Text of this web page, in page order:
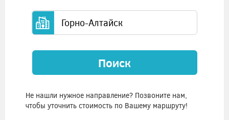
Поиск
Не нашли нужное направление? Позвоните нам,
чтобы уточнить стоимость по Вашему маршруту!